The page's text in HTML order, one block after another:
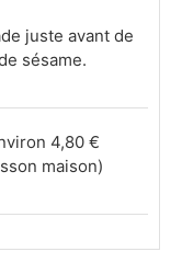
juste avant de
sésame.
4,80 €
maison)